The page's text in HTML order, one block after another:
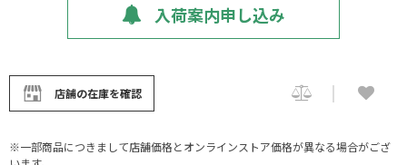
入荷案内申し込み
店舗の在庫を確認
※一部商品につきまして店舗価格とオンラインストア価格が異なる場合がござ